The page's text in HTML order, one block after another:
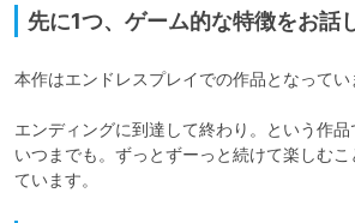
先に1つ、ゲーム的な特徴をお話
本作はエンドレスプレイでの作品となってい
エンディングに到達して終わり。という作品
いつまでも。ずっとずーっと続けて楽しむ
ています。